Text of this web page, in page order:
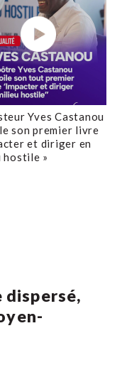
Yves Castanou
son premier livre
et diriger en
hostile »
dispersé,